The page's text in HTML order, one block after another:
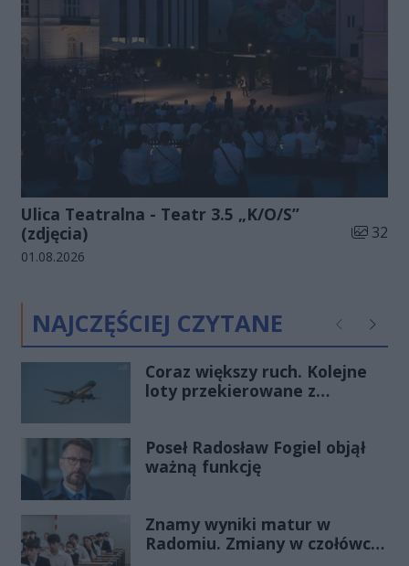
Ulica Teatralna - Teatr 3.5 „K/O/S”
(zdjęcia)
Liczba
32
Data dodania galerii:
01.08.2026
NAJCZĘŚCIEJ CZYTANE Poprzednie
Coraz większy ruch. Kolejne
loty przekierowane z
Poseł Radosław Fogiel objął
ważną funkcję
Znamy wyniki matur w
Radomiu. Zmiany w czołówce